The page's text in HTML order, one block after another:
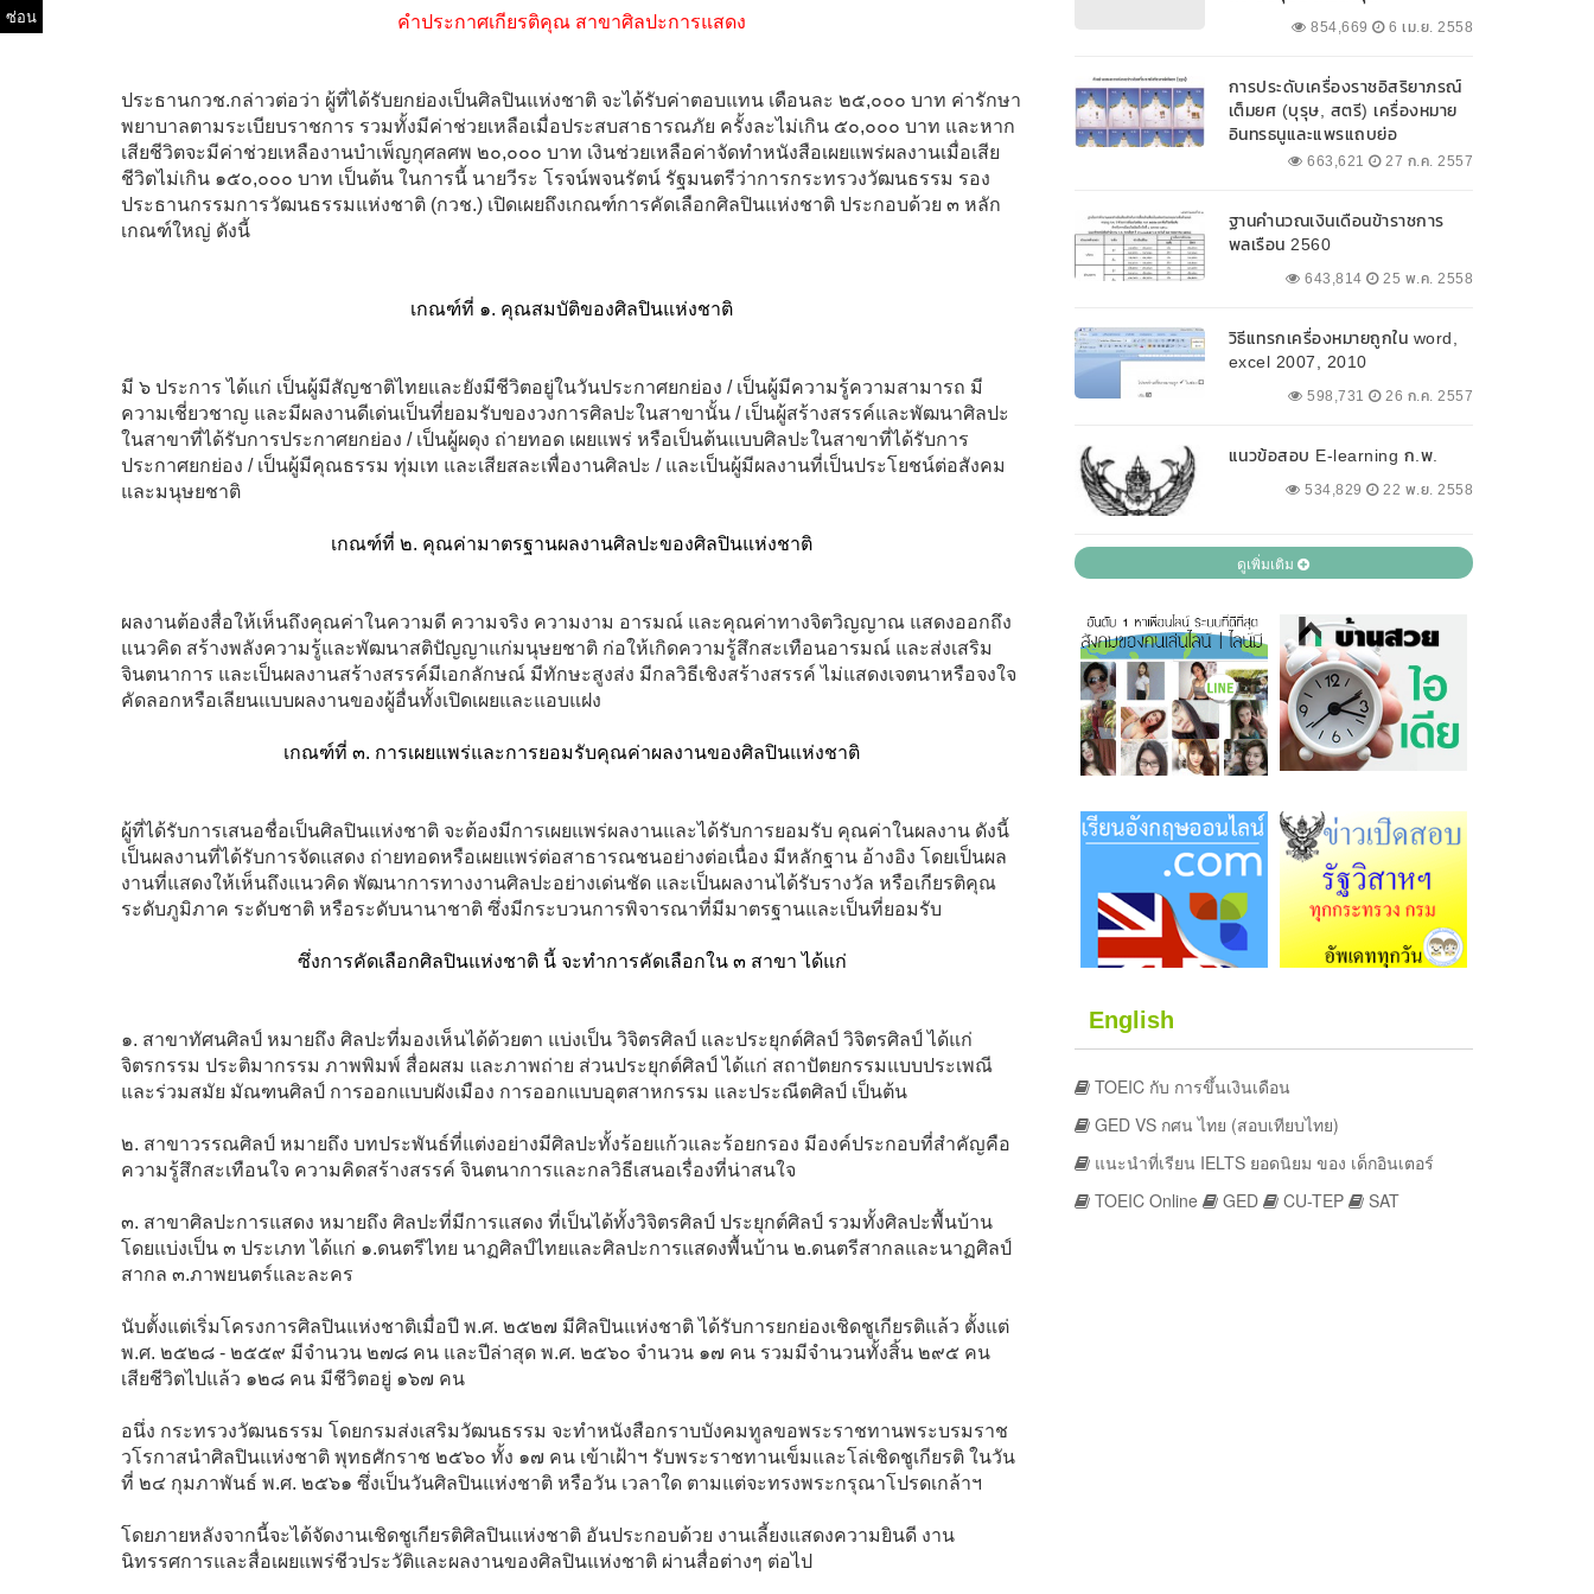
คำประกาศเกียรติคุณ สาขาศิลปะการแสดง
ประธานกวช.กล่าวต่อว่า ผู้ที่ได้รับยกย่องเป็นศิลปินแห่งชาติ จะได้รับค่าตอบแทน เดือนละ ๒๕,๐๐๐ บาท ค่ารักษา
พยาบาลตามระเบียบราชการ รวมทั้งมีค่าช่วยเหลือเมื่อประสบสาธารณภัย ครั้งละไม่เกิน ๕๐,๐๐๐ บาท และหาก
เสียชีวิตจะมีค่าช่วยเหลืองานบำเพ็ญกุศลศพ ๒๐,๐๐๐ บาท เงินช่วยเหลือค่าจัดทำหนังสือเผยแพร่ผลงานเมื่อเสีย
ชีวิตไม่เกิน ๑๕๐,๐๐๐ บาท เป็นต้น ในการนี้ นายวีระ โรจน์พจนรัตน์ รัฐมนตรีว่าการกระทรวงวัฒนธรรม รอง
ประธานกรรมการวัฒนธรรมแห่งชาติ (กวช.) เปิดเผยถึงเกณฑ์การคัดเลือกศิลปินแห่งชาติ ประกอบด้วย ๓ หลัก
เกณฑ์ใหญ่ ดังนี้
เกณฑ์ที่ ๑. คุณสมบัติของศิลปินแห่งชาติ
มี ๖ ประการ ได้แก่ เป็นผู้มีสัญชาติไทยและยังมีชีวิตอยู่ในวันประกาศยกย่อง / เป็นผู้มีความรู้ความสามารถ มี
ความเชี่ยวชาญ และมีผลงานดีเด่นเป็นที่ยอมรับของวงการศิลปะในสาขานั้น / เป็นผู้สร้างสรรค์และพัฒนาศิลปะ
ในสาขาที่ได้รับการประกาศยกย่อง / เป็นผู้ผดุง ถ่ายทอด เผยแพร่ หรือเป็นต้นแบบศิลปะในสาขาที่ได้รับการ
ประกาศยกย่อง / เป็นผู้มีคุณธรรม ทุ่มเท และเสียสละเพื่องานศิลปะ / และเป็นผู้มีผลงานที่เป็นประโยชน์ต่อสังคม
และมนุษยชาติ
เกณฑ์ที่ ๒. คุณค่ามาตรฐานผลงานศิลปะของศิลปินแห่งชาติ
ผลงานต้องสื่อให้เห็นถึงคุณค่าในความดี ความจริง ความงาม อารมณ์ และคุณค่าทางจิตวิญญาณ แสดงออกถึง
แนวคิด สร้างพลังความรู้และพัฒนาสติปัญญาแก่มนุษยชาติ ก่อให้เกิดความรู้สึกสะเทือนอารมณ์ และส่งเสริม
จินตนาการ และเป็นผลงานสร้างสรรค์มีเอกลักษณ์ มีทักษะสูงส่ง มีกลวิธีเชิงสร้างสรรค์ ไม่แสดงเจตนาหรือจงใจ
คัดลอกหรือเลียนแบบผลงานของผู้อื่นทั้งเปิดเผยและแอบแฝง
เกณฑ์ที่ ๓. การเผยแพร่และการยอมรับคุณค่าผลงานของศิลปินแห่งชาติ
ผู้ที่ได้รับการเสนอชื่อเป็นศิลปินแห่งชาติ จะต้องมีการเผยแพร่ผลงานและได้รับการยอมรับ คุณค่าในผลงาน ดังนี้
เป็นผลงานที่ได้รับการจัดแสดง ถ่ายทอดหรือเผยแพร่ต่อสาธารณชนอย่างต่อเนื่อง มีหลักฐาน อ้างอิง โดยเป็นผล
งานที่แสดงให้เห็นถึงแนวคิด พัฒนาการทางงานศิลปะอย่างเด่นชัด และเป็นผลงานได้รับรางวัล หรือเกียรติคุณ
ระดับภูมิภาค ระดับชาติ หรือระดับนานาชาติ ซึ่งมีกระบวนการพิจารณาที่มีมาตรฐานและเป็นที่ยอมรับ
ซึ่งการคัดเลือกศิลปินแห่งชาติ นี้ จะทำการคัดเลือกใน ๓ สาขา ได้แก่
๑. สาขาทัศนศิลป์ หมายถึง ศิลปะที่มองเห็นได้ด้วยตา แบ่งเป็น วิจิตรศิลป์ และประยุกต์ศิลป์ วิจิตรศิลป์ ได้แก่
จิตรกรรม ประติมากรรม ภาพพิมพ์ สื่อผสม และภาพถ่าย ส่วนประยุกต์ศิลป์ ได้แก่ สถาปัตยกรรมแบบประเพณี
และร่วมสมัย มัณฑนศิลป์ การออกแบบผังเมือง การออกแบบอุตสาหกรรม และประณีตศิลป์ เป็นต้น
๒. สาขาวรรณศิลป์ หมายถึง บทประพันธ์ที่แต่งอย่างมีศิลปะทั้งร้อยแก้วและร้อยกรอง มีองค์ประกอบที่สำคัญคือ
ความรู้สึกสะเทือนใจ ความคิดสร้างสรรค์ จินตนาการและกลวิธีเสนอเรื่องที่น่าสนใจ
๓. สาขาศิลปะการแสดง หมายถึง ศิลปะที่มีการแสดง ที่เป็นได้ทั้งวิจิตรศิลป์ ประยุกต์ศิลป์ รวมทั้งศิลปะพื้นบ้าน
โดยแบ่งเป็น ๓ ประเภท ได้แก่ ๑.ดนตรีไทย นาฏศิลป์ไทยและศิลปะการแสดงพื้นบ้าน ๒.ดนตรีสากลและนาฏศิลป์
สากล ๓.ภาพยนตร์และละคร
นับตั้งแต่เริ่มโครงการศิลปินแห่งชาติเมื่อปี พ.ศ. ๒๕๒๗ มีศิลปินแห่งชาติ ได้รับการยกย่องเชิดชูเกียรติแล้ว ตั้งแต่
พ.ศ. ๒๕๒๘ - ๒๕๕๙ มีจำนวน ๒๗๘ คน และปีล่าสุด พ.ศ. ๒๕๖๐ จำนวน ๑๗ คน รวมมีจำนวนทั้งสิ้น ๒๙๕ คน
เสียชีวิตไปแล้ว ๑๒๘ คน มีชีวิตอยู่ ๑๖๗ คน
อนึ่ง กระทรวงวัฒนธรรม โดยกรมส่งเสริมวัฒนธรรม จะทำหนังสือกราบบังคมทูลขอพระราชทานพระบรมราช
วโรกาสนำศิลปินแห่งชาติ พุทธศักราช ๒๕๖๐ ทั้ง ๑๗ คน เข้าเฝ้าฯ รับพระราชทานเข็มและโล่เชิดชูเกียรติ ในวัน
ที่ ๒๔ กุมภาพันธ์ พ.ศ. ๒๕๖๑ ซึ่งเป็นวันศิลปินแห่งชาติ หรือวัน เวลาใด ตามแต่จะทรงพระกรุณาโปรดเกล้าฯ
โดยภายหลังจากนี้จะได้จัดงานเชิดชูเกียรติศิลปินแห่งชาติ อันประกอบด้วย งานเลี้ยงแสดงความยินดี งาน
นิทรรศการและสื่อเผยแพร่ชีวประวัติและผลงานของศิลปินแห่งชาติ ผ่านสื่อต่างๆ ต่อไป
ซ่อน
854,669 6 เม.ย. 2558
การประดับเครื่องราชอิสริยาภรณ์
เต็มยศ (บุรุษ, สตรี) เครื่องหมาย
อินทรธนูและแพรแถบย่อ
663,621 27 ก.ค. 2557
ฐานคำนวณเงินเดือนข้าราชการ
พลเรือน 2560
643,814 25 พ.ค. 2558
วิธีแทรกเครื่องหมายถูกใน word,
excel 2007, 2010
598,731 26 ก.ค. 2557
แนวข้อสอบ E-learning ก.พ.
534,829 22 พ.ย. 2558
ดูเพิ่มเติม
English
TOEIC กับ การขึ้นเงินเดือน
GED VS กศน ไทย (สอบเทียบไทย)
แนะนำที่เรียน IELTS ยอดนิยม ของ เด็กอินเตอร์
TOEIC Online
GED CU-TEP SAT